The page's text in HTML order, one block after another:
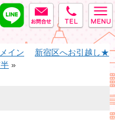
tel
MAIL
LINE
メイン
新宿区へお引越し★
»